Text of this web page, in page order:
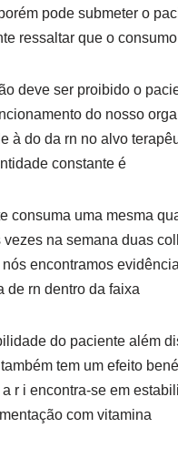
pode submeter o
ressaltar que o consumo
deve ser proibido o
do nosso
à do da rn no alvo
constante é
consuma uma mesma
na semana duas
encontramos
de rn dentro da faixa
do paciente além
tem um efeito
r i encontra-se em
com vitamina